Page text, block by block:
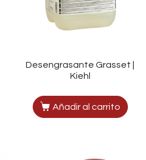
Desengrasante Grasset |
Kiehl
Añadir al carrito